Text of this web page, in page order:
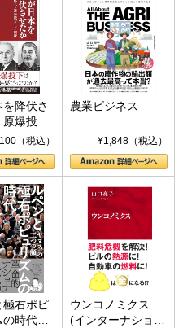
降伏さ
爆投
参戦、そ
(PHP新
（税込）
農業ビジネス
¥1,848（税込）
極右ポピ
時代：
ウンコノミクス
(インターナショナ